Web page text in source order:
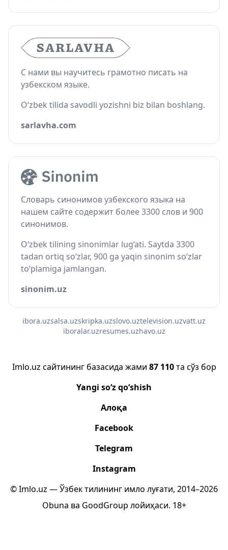
С нами вы научитесь грамотно писать на
узбекском языке.
O‘zbek tilida savodli yozishni biz bilan boshlang.
sarlavha.com
Словарь синонимов узбекского языка на
нашем сайте содержит более 3300 слов и 900
синонимов.
O‘zbek tilining sinonimlar lug‘ati. Saytda 3300
tadan ortiq so‘zlar, 900 ga yaqin sinonim so‘zlar
to‘plamiga jamlangan.
sinonim.uz
ibora.uzsalsa.uzskripka.uzslovo.uztelevision.uzvatt.uz
iboralar.uzresumes.uzhavo.uz
Imlo.uz сайтининг базасида жами 87 110та сўз бор
Yangi so‘z qo‘shish
Алоқа
Facebook
Telegram
Instagram
© Imlo.uz — Ўзбек тилининг имло луғати, 2014–2026
Obuna ва GoodGroup лойиҳаси. 18+